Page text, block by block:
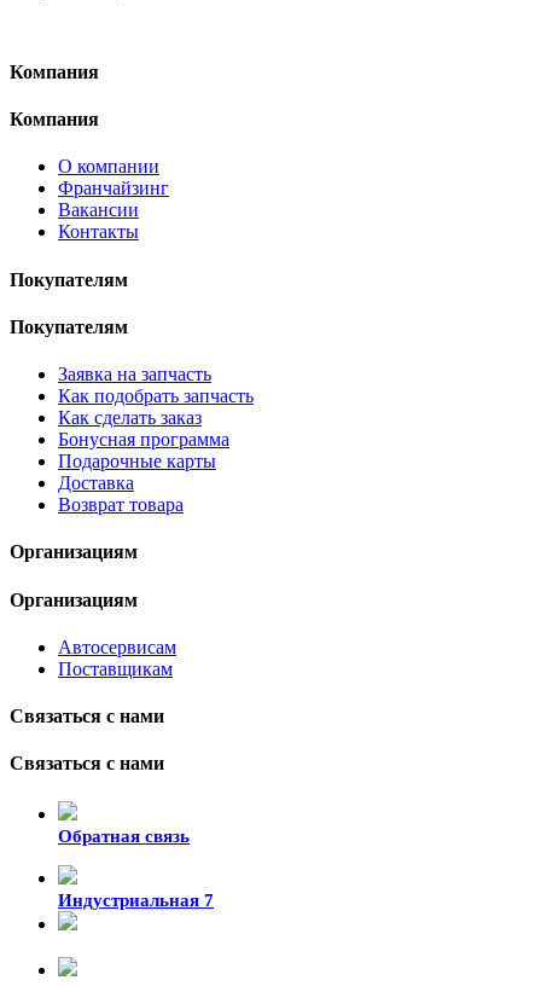
Компания
Компания
О компании
Франчайзинг
Вакансии
Контакты
Покупателям
Покупателям
Заявка на запчасть
Как подобрать запчасть
Как сделать заказ
Бонусная программа
Подарочные карты
Доставка
Возврат товара
Организациям
Организациям
Автосервисам
Поставщикам
Связаться с нами
Связаться с нами
Обратная связь
Индустриальная 7